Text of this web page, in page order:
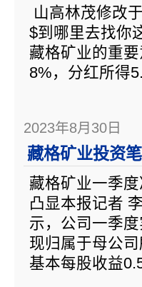
山高林茂修改
$到哪里去找你
藏格矿业的重
8%，分红所得
2023年8月30日
藏格矿业投资
藏格矿业一季
凸显本报记者
示，公司一季
现归属于母公
基本每股收益